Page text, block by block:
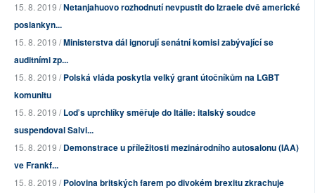
15. 8. 2019 /Netanjahuovo rozhodnutí nevpustit do Izraele dvě americké
poslankyn...
15. 8. 2019 /Ministerstva dál ignorují senátní komisi zabývající se
auditními zp...
15. 8. 2019 /Polská vláda poskytla velký grant útočníkům na LGBT
komunitu
15. 8. 2019 /Loď s uprchlíky směřuje do Itálie: italský soudce
suspendoval Salvi...
15. 8. 2019 /Demonstrace u příležitosti mezinárodního autosalonu (IAA)
ve Frankf...
15. 8. 2019 /Polovina britských farem po divokém brexitu zkrachuje